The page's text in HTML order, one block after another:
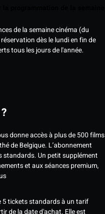
de la semaine cinéma (du
dès le lundi en fin de
tous les jours de l'année.
donne accès à plus de 500 films
de Belgique. L’abonnement
standards. Un petit supplément
et aux séances premium,
5 tickets standards à un tarif
de la date d'achat. Elle est